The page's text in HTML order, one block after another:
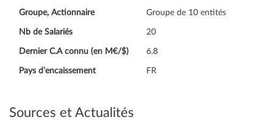
Groupe, Actionnaire Groupe de 10 entités
Nb de Salariés 20
Dernier C.A connu (en M€/$) 6.8
Pays d’encaissement FR
Sources et Actualités